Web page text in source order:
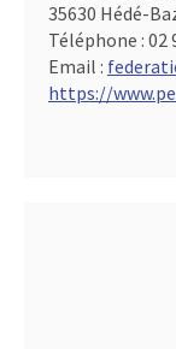
35630 Hédé-
Téléphone : 02
Email :
https://